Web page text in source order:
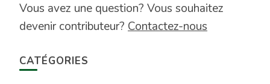
Vous avez une question? Vous souhaitez
devenir contributeur? Contactez-nous
CATÉGORIES